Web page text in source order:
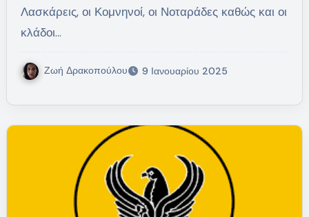
Λασκάρεις, οι Κομνηνοί, οι Νοταράδες καθώς και οι
κλάδοι…
Ζωή Δρακοπούλου 9 Ιανουαρίου 2025